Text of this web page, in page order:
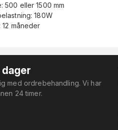
500 eller 1500 mm
180W
12 måneder
dager
med ordrebehandling. Vi har
24 timer.